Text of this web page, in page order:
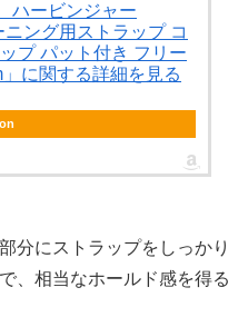
ハービンジャー
ング用ストラップ コ
プ パット付き フリー
に関する詳細を見る
分にストラップをしっかり
、相当なホールド感を得る